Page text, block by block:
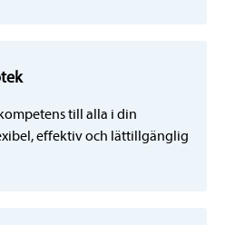
till alla i din
effektiv och lättillgänglig